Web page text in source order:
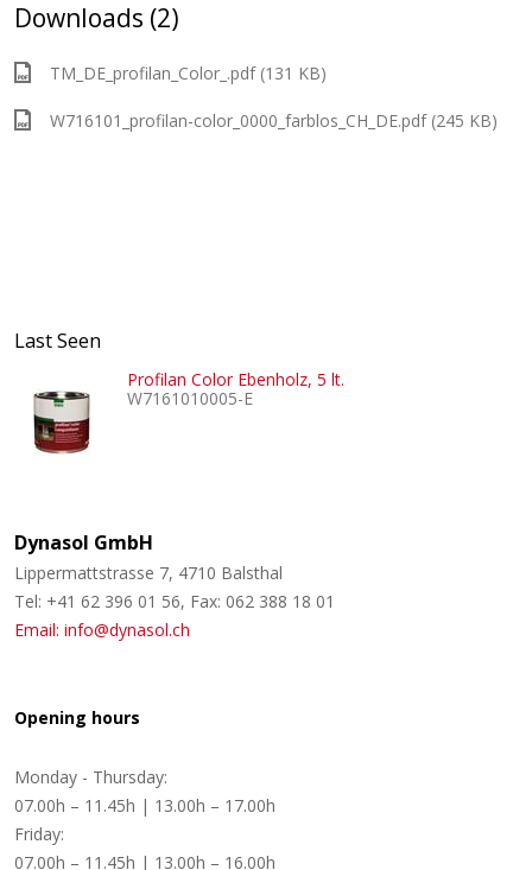
Downloads (2)
TM_DE_profilan_Color_.pdf (131 KB)
W716101_profilan-color_0000_farblos_CH_DE.pdf (245 KB)
Last Seen
Profilan Color Ebenholz, 5 lt.
W7161010005-E
Dynasol GmbH
Lippermattstrasse 7, 4710 Balsthal
Tel: +41 62 396 01 56, Fax: 062 388 18 01
Email: info@dynasol.ch
Opening hours
Monday - Thursday:
07.00h – 11.45h | 13.00h – 17.00h
Friday:
07.00h – 11.45h | 13.00h – 16.00h